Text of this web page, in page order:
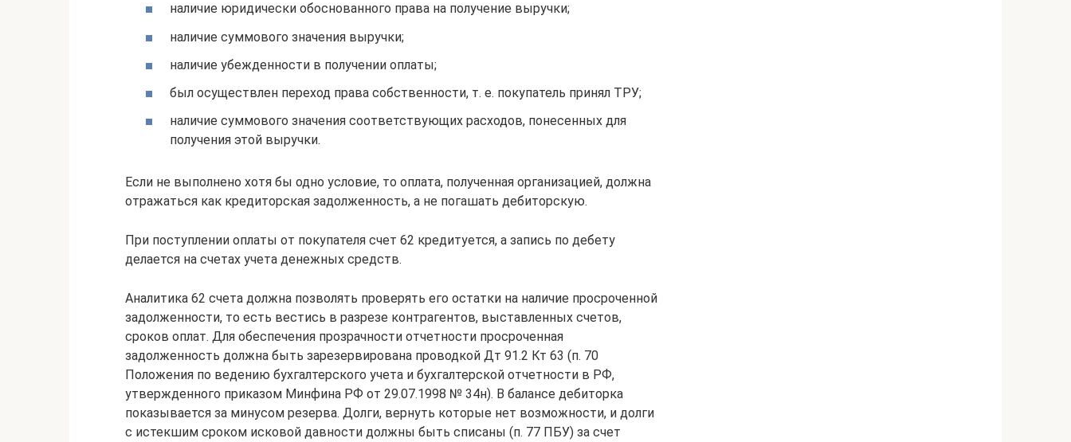
наличие юридически обоснованного права на получение выручки;
наличие суммового значения выручки;
наличие убежденности в получении оплаты;
был осуществлен переход права собственности, т. е. покупатель принял ТРУ;
наличие суммового значения соответствующих расходов, понесенных для
получения этой выручки.
Если не выполнено хотя бы одно условие, то оплата, полученная организацией, должна
отражаться как кредиторская задолженность, а не погашать дебиторскую.
При поступлении оплаты от покупателя счет 62 кредитуется, а запись по дебету
делается на счетах учета денежных средств.
Аналитика 62 счета должна позволять проверять его остатки на наличие просроченной
задолженности, то есть вестись в разрезе контрагентов, выставленных счетов,
сроков оплат. Для обеспечения прозрачности отчетности просроченная
задолженность должна быть зарезервирована проводкой Дт 91.2 Кт 63 (п. 70
Положения по ведению бухгалтерского учета и бухгалтерской отчетности в РФ,
утвержденного приказом Минфина РФ от 29.07.1998 № 34н). В балансе дебиторка
показывается за минусом резерва. Долги, вернуть которые нет возможности, и долги
с истекшим сроком исковой давности должны быть списаны (п. 77 ПБУ) за счет